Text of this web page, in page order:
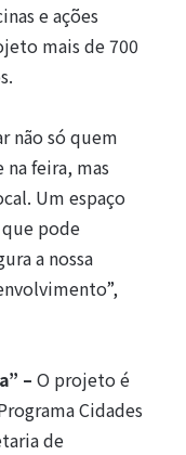
e ações
mais de 700
não só quem
feira, mas
Um espaço
pode
a nossa
– O projeto é
Cidades
de